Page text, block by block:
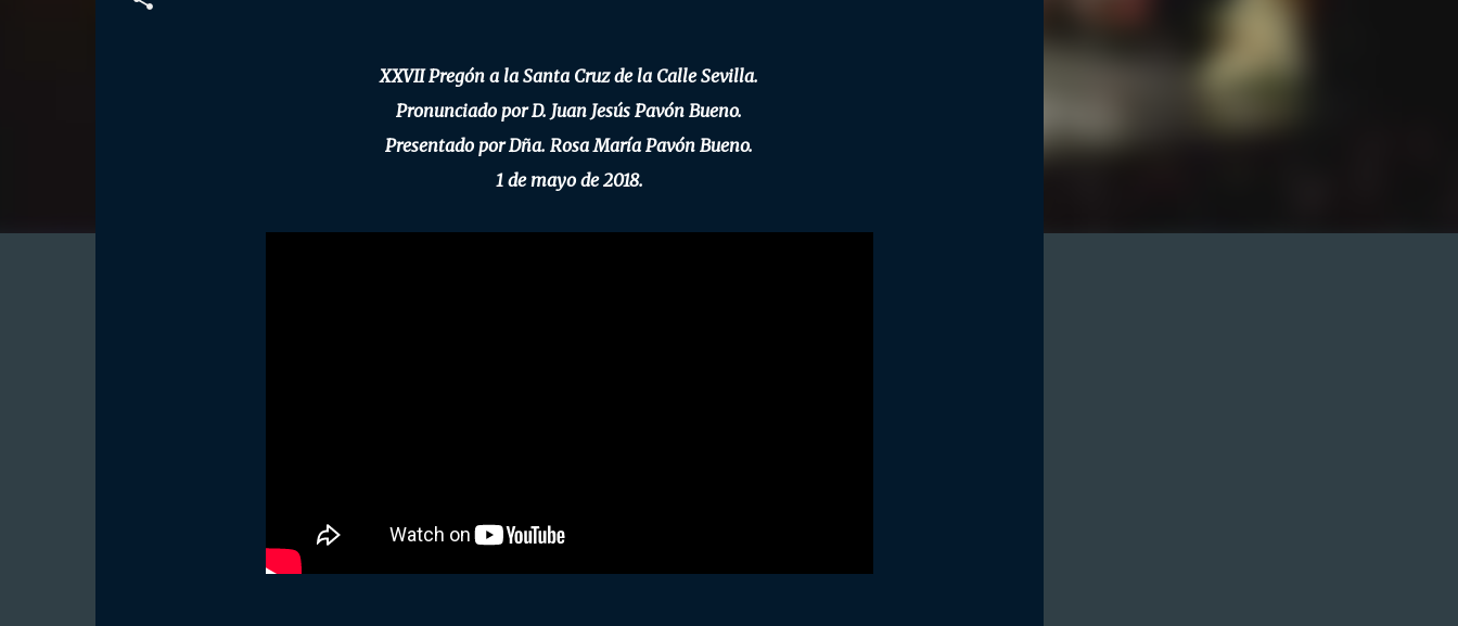
XXVII Pregón a la Santa Cruz de la Calle Sevilla.
Pronunciado por D. Juan Jesús Pavón Bueno.
Presentado por Dña. Rosa María Pavón Bueno.
1 de mayo de 2018.